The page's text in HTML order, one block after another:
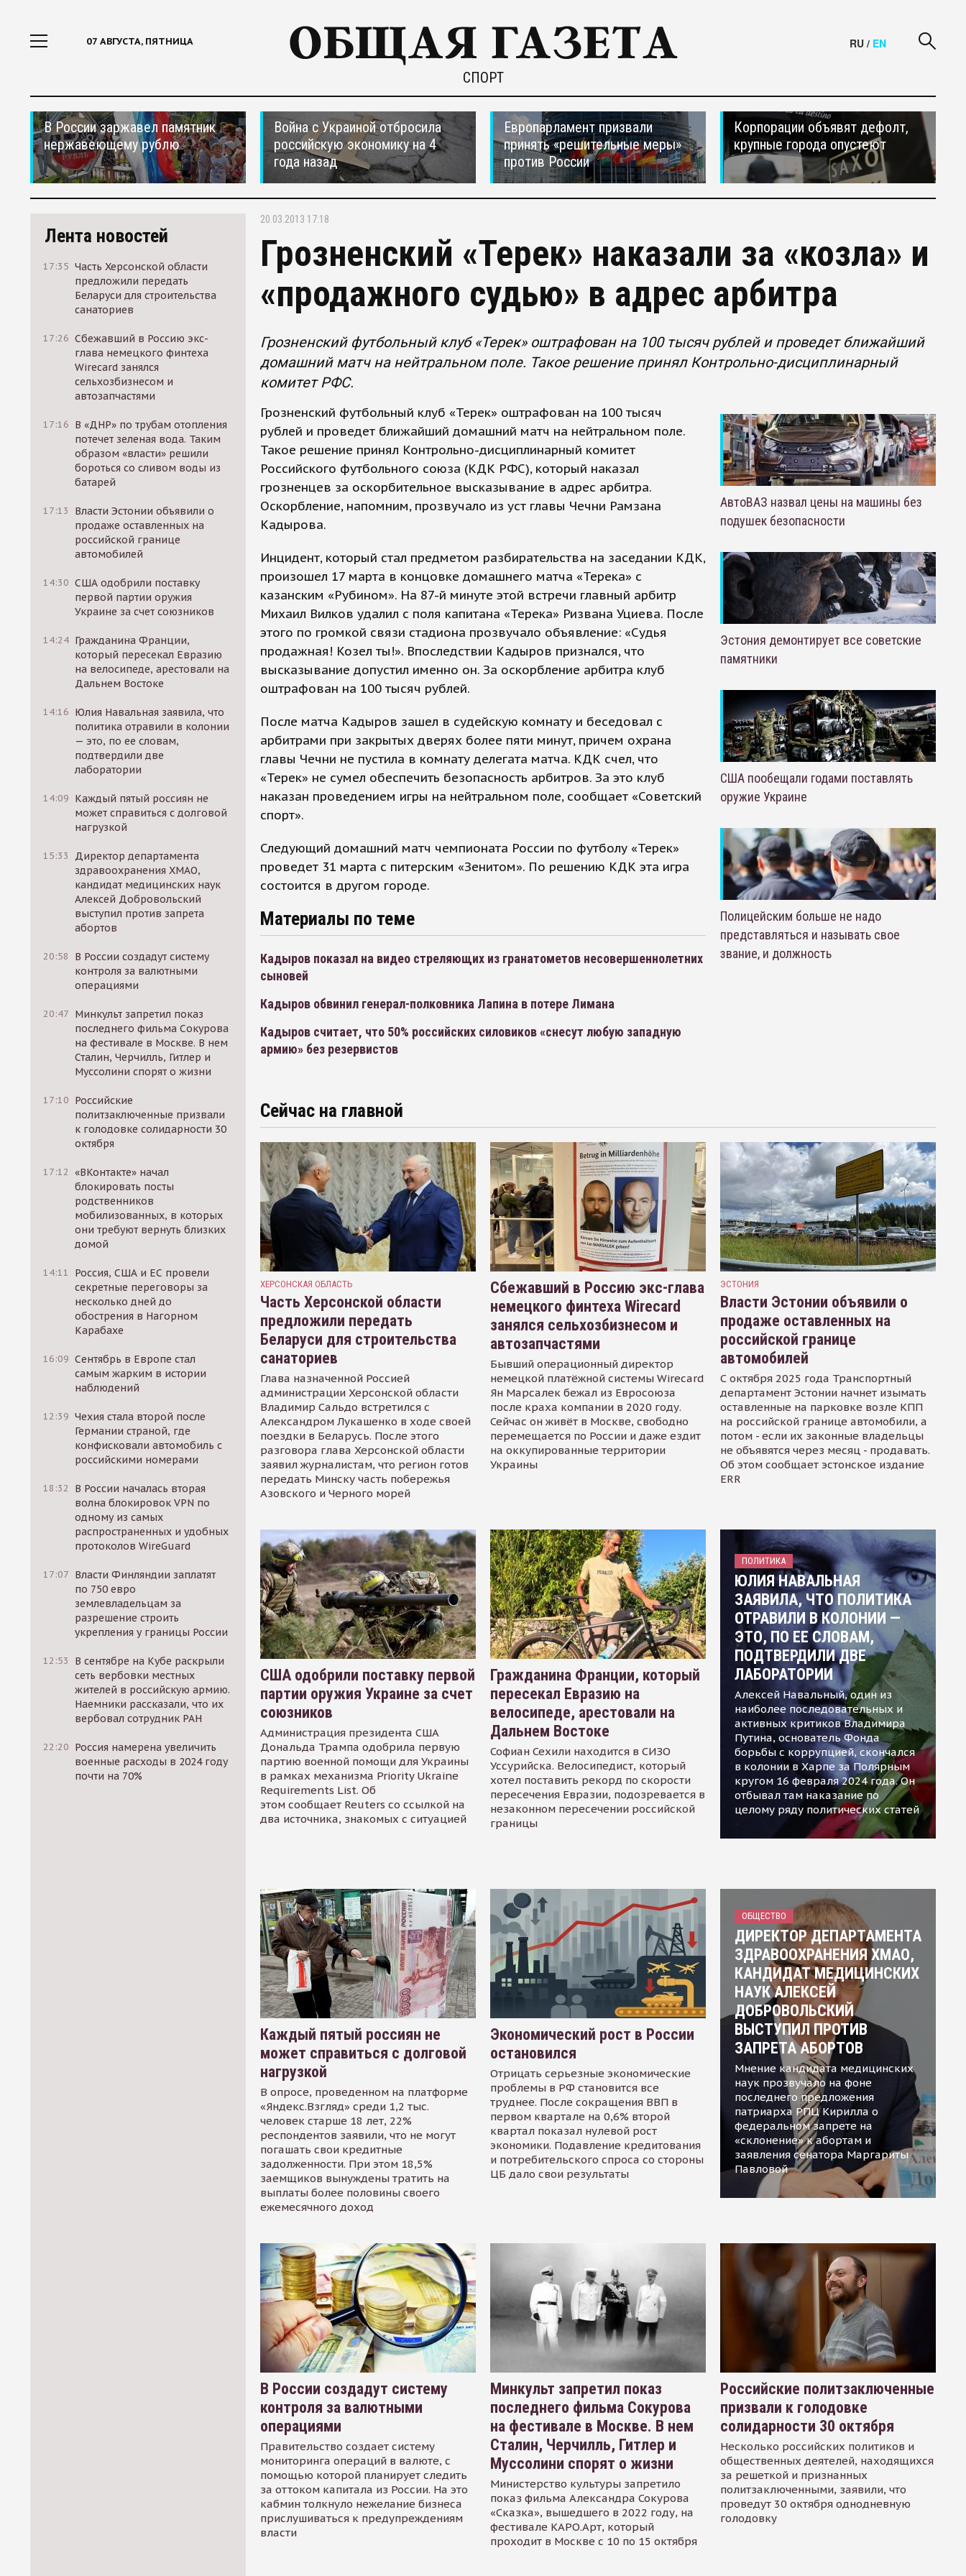
07 АВГУСТА, ПЯТНИЦА
СПОРТ
RU / EN
В России заржавел памятник
нержавеющему рублю
Война с Украиной отбросила
российскую экономику на 4
года назад
Европарламент призвали
принять «решительные меры»
против России
Корпорации объявят дефолт,
крупные города опустеют
Лента новостей
17:35 Часть Херсонской области
предложили передать
Беларуси для строительства
санаториев
17:26 Сбежавший в Россию экс-
глава немецкого финтеха
Wirecard занялся
сельхозбизнесом и
автозапчастями
17:16 В «ДНР» по трубам отопления
потечет зеленая вода. Таким
образом «власти» решили
бороться со сливом воды из
батарей
17:13
Власти Эстонии объявили о
продаже оставленных на
российской границе
автомобилей
14:30 США одобрили поставку
первой партии оружия
Украине за счет союзников
14:24 Гражданина Франции,
который пересекал Евразию
на велосипеде, арестовали на
Дальнем Востоке
14:16 Юлия Навальная заявила, что
политика отравили в колонии
— это, по ее словам,
подтвердили две
лаборатории
14:09 Каждый пятый россиян не
может справиться с долговой
нагрузкой
15:33
Директор департамента
здравоохранения ХМАО,
кандидат медицинских наук
Алексей Добровольский
выступил против запрета
абортов
20:58
В России создадут систему
контроля за валютными
операциями
20:47 Минкульт запретил показ
последнего фильма Сокурова
на фестивале в Москве. В нем
Сталин, Черчилль, Гитлер и
Муссолини спорят о жизни
17:10 Российские
политзаключенные призвали
к голодовке солидарности 30
октября
17:12 «ВКонтакте» начал
блокировать посты
родственников
мобилизованных, в которых
они требуют вернуть близких
домой
14:11
Россия, США и ЕС провели
секретные переговоры за
несколько дней до
обострения в Нагорном
Карабахе
16:09 Сентябрь в Европе стал
самым жарким в истории
наблюдений
12:39 Чехия стала второй после
Германии страной, где
конфисковали автомобиль с
российскими номерами
18:32
В России началась вторая
волна блокировок VPN по
одному из самых
распространенных и удобных
протоколов WireGuard
17:07 Власти Финляндии заплатят
по 750 евро
землевладельцам за
разрешение строить
укрепления у границы России
12:53
В сентябре на Кубе раскрыли
сеть вербовки местных
жителей в российскую армию.
Наемники рассказали, что их
вербовал сотрудник РАН
22:20 Россия намерена увеличить
военные расходы в 2024 году
почти на 70%
20.03.2013 17:18
Грозненский «Терек» наказали за «козла» и
«продажного судью» в адрес арбитра
Грозненский футбольный клуб «Терек» оштрафован на 100 тысяч рублей и проведет ближайший
домашний матч на нейтральном поле. Такое решение принял Контрольно-дисциплинарный
комитет РФС.
Грозненский футбольный клуб «Терек» оштрафован на 100 тысяч
рублей и проведет ближайший домашний матч на нейтральном поле.
Такое решение принял Контрольно-дисциплинарный комитет
Российского футбольного союза (КДК РФС), который наказал
грозненцев за оскорбительное высказывание в адрес арбитра.
Оскорбление, напомним, прозвучало из уст главы Чечни Рамзана
Кадырова.
Инцидент, который стал предметом разбирательства на заседании КДК,
произошел 17 марта в концовке домашнего матча «Терека» с
казанским «Рубином». На 87-й минуте этой встречи главный арбитр
Михаил Вилков удалил с поля капитана «Терека» Ризвана Уциева. После
этого по громкой связи стадиона прозвучало объявление: «Судья
продажная! Козел ты!». Впоследствии Кадыров признался, что
высказывание допустил именно он. За оскорбление арбитра клуб
оштрафован на 100 тысяч рублей.
После матча Кадыров зашел в судейскую комнату и беседовал с
арбитрами при закрытых дверях более пяти минут, причем охрана
главы Чечни не пустила в комнату делегата матча. КДК счел, что
«Терек» не сумел обеспечить безопасность арбитров. За это клуб
наказан проведением игры на нейтральном поле, сообщает «Советский
спорт».
Следующий домашний матч чемпионата России по футболу «Терек»
проведет 31 марта с питерским «Зенитом». По решению КДК эта игра
состоится в другом городе.
Материалы по теме
Кадыров показал на видео стреляющих из гранатометов несовершеннолетних
сыновей
Кадыров обвинил генерал-полковника Лапина в потере Лимана
Кадыров считает, что 50% российских силовиков «снесут любую западную
армию» без резервистов
АвтоВАЗ назвал цены на машины без
подушек безопасности
Эстония демонтирует все советские
памятники
США пообещали годами поставлять
оружие Украине
Полицейским больше не надо
представляться и называть свое
звание, и должность
Сейчас на главной
ХЕРСОНСКАЯ ОБЛАСТЬ
Часть Херсонской области
предложили передать
Беларуси для строительства
санаториев
Глава назначенной Россией
администрации Херсонской области
Владимир Сальдо встретился с
Александром Лукашенко в ходе своей
поездки в Беларусь. После этого
разговора глава Херсонской области
заявил журналистам, что регион готов
передать Минску часть побережья
Азовского и Черного морей
Сбежавший в Россию экс-глава
немецкого финтеха Wirecard
занялся сельхозбизнесом и
автозапчастями
Бывший операционный директор
немецкой платёжной системы Wirecard
Ян Марсалек бежал из Евросоюза
после краха компании в 2020 году.
Сейчас он живёт в Москве, свободно
перемещается по России и даже ездит
на оккупированные территории
Украины
ЭСТОНИЯ
Власти Эстонии объявили о
продаже оставленных на
российской границе
автомобилей
С октября 2025 года Транспортный
департамент Эстонии начнет изымать
оставленные на парковке возле КПП
на российской границе автомобили, а
потом - если их законные владельцы
не объявятся через месяц - продавать.
Об этом сообщает эстонское издание
ERR
США одобрили поставку первой
партии оружия Украине за счет
союзников
Администрация президента США
Дональда Трампа одобрила первую
партию военной помощи для Украины
в рамках механизма Priority Ukraine
Requirements List. Об
этом сообщает Reuters со ссылкой на
два источника, знакомых с ситуацией
Гражданина Франции, который
пересекал Евразию на
велосипеде, арестовали на
Дальнем Востоке
Софиан Сехили находится в СИЗО
Уссурийска. Велосипедист, который
хотел поставить рекорд по скорости
пересечения Евразии, подозревается в
незаконном пересечении российской
границы
ПОЛИТИКА
ЮЛИЯ НАВАЛЬНАЯ
ЗАЯВИЛА, ЧТО ПОЛИТИКА
ОТРАВИЛИ В КОЛОНИИ —
ЭТО, ПО ЕЕ СЛОВАМ,
ПОДТВЕРДИЛИ ДВЕ
ЛАБОРАТОРИИ
Алексей Навальный, один из
наиболее последовательных и
активных критиков Владимира
Путина, основатель Фонда
борьбы с коррупцией, скончался
в колонии в Харпе за Полярным
кругом 16 февраля 2024 года. Он
отбывал там наказание по
целому ряду политических статей
Каждый пятый россиян не
может справиться с долговой
нагрузкой
В опросе, проведенном на платформе
«Яндекс.Взгляд» среди 1,2 тыс.
человек старше 18 лет, 22%
респондентов заявили, что не могут
погашать свои кредитные
задолженности. При этом 18,5%
заемщиков вынуждены тратить на
выплаты более половины своего
ежемесячного доход
Экономический рост в России
остановился
Отрицать серьезные экономические
проблемы в РФ становится все
труднее. После сокращения ВВП в
первом квартале на 0,6% второй
квартал показал нулевой рост
экономики. Подавление кредитования
и потребительского спроса со стороны
ЦБ дало свои результаты
ОБЩЕСТВО
ДИРЕКТОР ДЕПАРТАМЕНТА
ЗДРАВООХРАНЕНИЯ ХМАО,
КАНДИДАТ МЕДИЦИНСКИХ
НАУК АЛЕКСЕЙ
ДОБРОВОЛЬСКИЙ
ВЫСТУПИЛ ПРОТИВ
ЗАПРЕТА АБОРТОВ
Мнение кандидата медицинских
наук прозвучало на фоне
последнего предложения
патриарха РПЦ Кирилла о
федеральном запрете на
«склонение» к абортам и
заявления сенатора Маргариты
Павловой
В России создадут систему
контроля за валютными
операциями
Правительство создает систему
мониторинга операций в валюте, с
помощью которой планирует следить
за оттоком капитала из России. На это
кабмин толкнуло нежелание бизнеса
прислушиваться к предупреждениям
власти
Минкульт запретил показ
последнего фильма Сокурова
на фестивале в Москве. В нем
Сталин, Черчилль, Гитлер и
Муссолини спорят о жизни
Министерство культуры запретило
показ фильма Александра Сокурова
«Сказка», вышедшего в 2022 году, на
фестивале КАРО.Арт, который
проходит в Москве с 10 по 15 октября
Российские политзаключенные
призвали к голодовке
солидарности 30 октября
Несколько российских политиков и
общественных деятелей, находящихся
за решеткой и признанных
политзаключенными, заявили, что
проведут 30 октября однодневную
голодовку